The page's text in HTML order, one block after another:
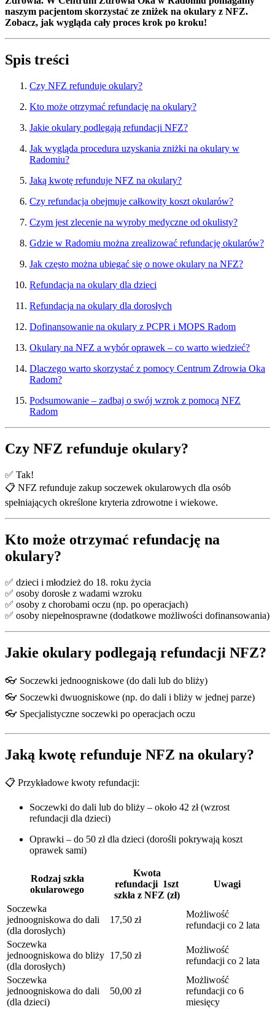
naszym pacjentom skorzystać ze zniżek na okulary z NFZ.
Zobacz, jak wygląda cały proces krok po kroku!
Spis treści
Czy NFZ refunduje okulary?
Kto może otrzymać refundację na okulary?
Jakie okulary podlegają refundacji NFZ?
Jak wygląda procedura uzyskania zniżki na okulary w
Radomiu?
Jaką kwotę refunduje NFZ na okulary?
Czy refundacja obejmuje całkowity koszt okularów?
Czym jest zlecenie na wyroby medyczne od okulisty?
Gdzie w Radomiu można zrealizować refundację okularów?
Jak często można ubiegać się o nowe okulary na NFZ?
Refundacja na okulary dla dzieci
Refundacja na okulary dla dorosłych
Dofinansowanie na okulary z PCPR i MOPS Radom
Okulary na NFZ a wybór oprawek – co warto wiedzieć?
Dlaczego warto skorzystać z pomocy Centrum Zdrowia Oka
Radom?
Podsumowanie – zadbaj o swój wzrok z pomocą NFZ
Radom
Czy NFZ refunduje okulary?
✅ Tak!
📋 NFZ refunduje zakup soczewek okularowych dla osób
spełniających określone kryteria zdrowotne i wiekowe.
Kto może otrzymać refundację na
okulary?
✅ dzieci i młodzież do 18. roku życia
✅ osoby dorosłe z wadami wzroku
✅ osoby z chorobami oczu (np. po operacjach)
✅ osoby niepełnosprawne (dodatkowe możliwości dofinansowania)
Jakie okulary podlegają refundacji NFZ?
👓 Soczewki jednoogniskowe (do dali lub do bliży)
👓 Soczewki dwuogniskowe (np. do dali i bliży w jednej parze)
👓 Specjalistyczne soczewki po operacjach oczu
Jaką kwotę refunduje NFZ na okulary?
📋 Przykładowe kwoty refundacji:
Soczewki do dali lub do bliży – około 42 zł (wzrost
refundacji dla dzieci)
Oprawki – do 50 zł dla dzieci (dorośli pokrywają koszt
oprawek sami)
Rodzaj szkła
okularowego
Kwota
refundacji 1szt
szkła z NFZ (zł)
Uwagi
Soczewka
jednoogniskowa do dali
(dla dorosłych)
17,50 zł
Możliwość
refundacji co 2 lata
Soczewka
jednoogniskowa do bliży
(dla dorosłych)
17,50 zł
Możliwość
refundacji co 2 lata
Soczewka
jednoogniskowa do dali
(dla dzieci)
50,00 zł
Możliwość
refundacji co 6
miesięcy